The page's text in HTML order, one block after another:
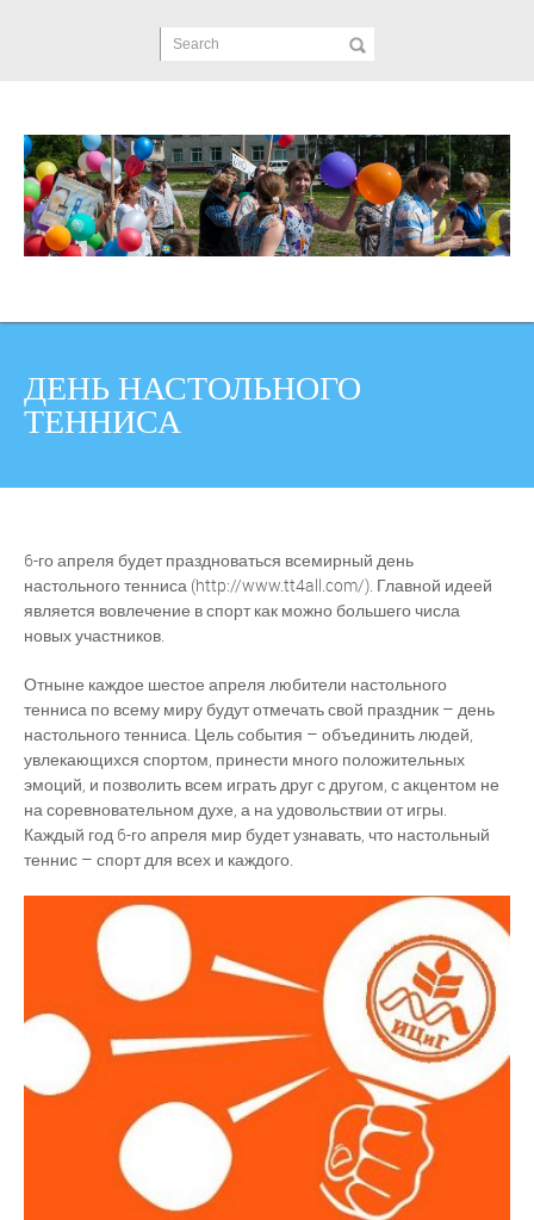
Search
ДЕНЬ НАСТОЛЬНОГО
ТЕННИСА
6-го апреля будет праздноваться всемирный день
настольного тенниса (http://www.tt4all.com/). Главной идеей
является вовлечение в спорт как можно большего числа
новых участников.
Отныне каждое шестое апреля любители настольного
тенниса по всему миру будут отмечать свой праздник – день
настольного тенниса. Цель события – объединить людей,
увлекающихся спортом, принести много положительных
эмоций, и позволить всем играть друг с другом, с акцентом не
на соревновательном духе, а на удовольствии от игры.
Каждый год 6-го апреля мир будет узнавать, что настольный
теннис – спорт для всех и каждого.